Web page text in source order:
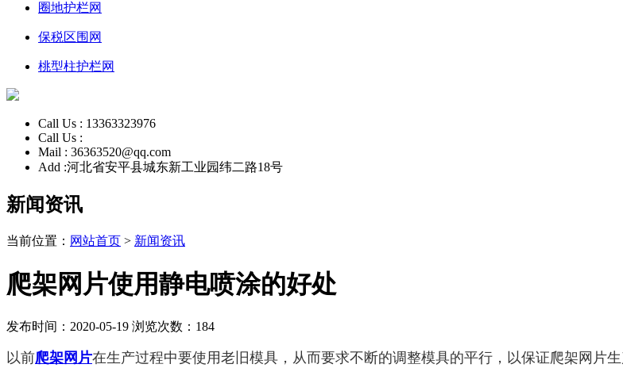
圈地护栏网
保税区围网
桃型柱护栏网
Call Us : 13363323976
Call Us :
Mail : 36363520@qq.com
Add :河北省安平县城东新工业园纬二路18号
新闻资讯
当前位置： 网站首页 > 新闻资讯
爬架网片使用静电喷涂的好处
发布时间：2020-05-19 浏览次数： 184
以前爬架网片在生产过程中要使用老旧模具，从而要求不断的调整模具的平行，以保证爬架网片